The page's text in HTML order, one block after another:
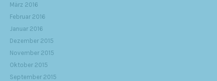
März 2016
Februar 2016
Januar 2016
Dezember 2015
November 2015
Oktober 2015
September 2015